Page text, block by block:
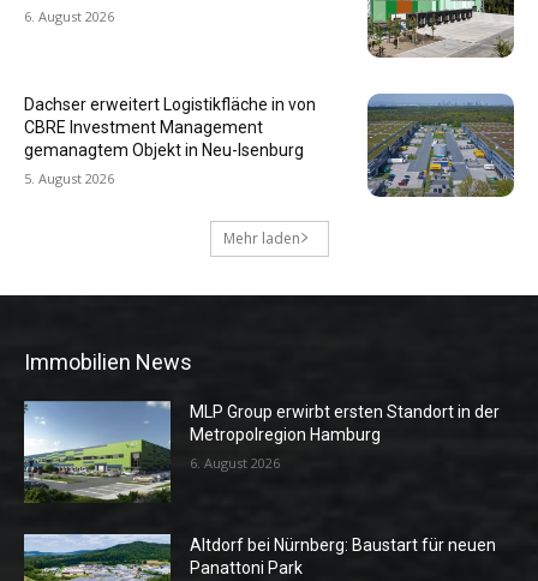
6. August 2026
Dachser erweitert Logistikfläche in von
CBRE Investment Management
gemanagtem Objekt in Neu-Isenburg
5. August 2026
Mehr laden
Immobilien News
MLP Group erwirbt ersten Standort in der
Metropolregion Hamburg
6. August 2026
Altdorf bei Nürnberg: Baustart für neuen
Panattoni Park